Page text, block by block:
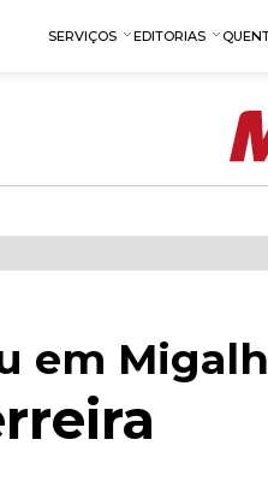
SERVIÇOS EDITORIAS
em